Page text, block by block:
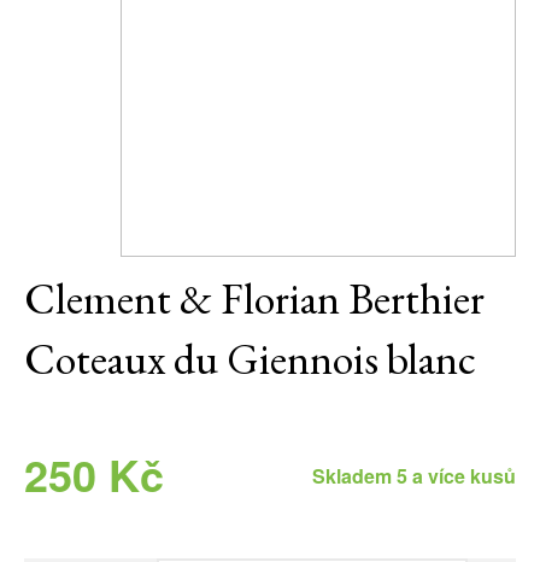
Clement & Florian Berthier
Coteaux du Giennois blanc
250 Kč Skladem 5 a více kusů